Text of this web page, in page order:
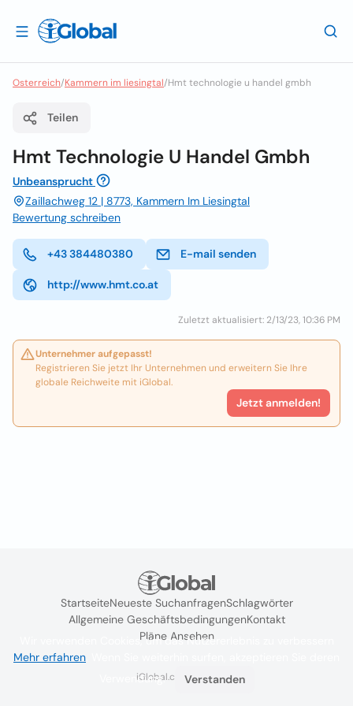
Osterreich/Kammern im liesingtal/Hmt technologie u handel gmbh
Teilen
Hmt Technologie U Handel Gmbh
Unbeansprucht
Zaillachweg 12 | 8773, Kammern Im Liesingtal
Bewertung schreiben
+43 384480380 E-mail senden
http://www.hmt.co.at
Zuletzt aktualisiert: 2/13/23, 10:36 PM
Unternehmer aufgepasst!
Registrieren Sie jetzt Ihr Unternehmen und erweitern Sie Ihre
globale Reichweite mit iGlobal.
Jetzt anmelden!
StartseiteNeueste SuchanfragenSchlagwörter
Allgemeine GeschäftsbedingungenKontakt
Pläne Ansehen
iGlobal.co @ 2024
Wir verwenden Cookies, um das Nutzererlebnis zu verbessern
Mehr erfahren
Verwendung.
Verstanden